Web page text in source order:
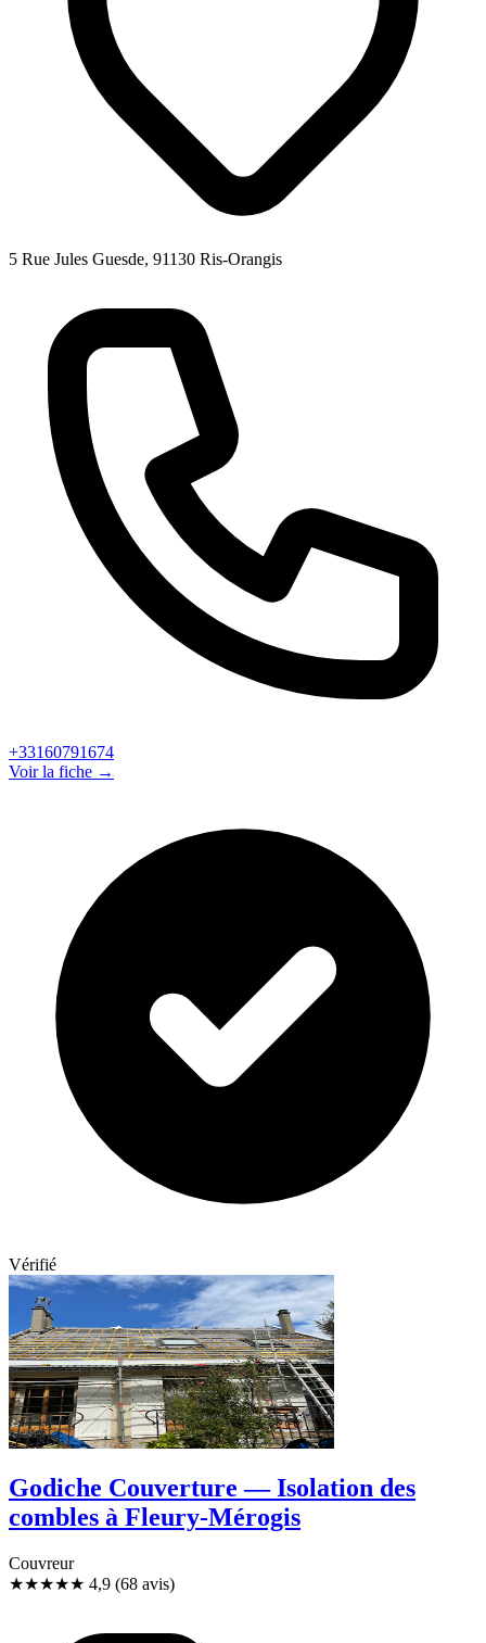
5 Rue Jules Guesde, 91130 Ris-Orangis
+33160791674
Voir la fiche →
Vérifié
Godiche Couverture — Isolation des
combles à Fleury-Mérogis
Couvreur
★★★★★ 4,9 (68 avis)